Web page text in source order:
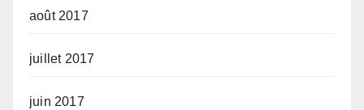
août 2017
juillet 2017
juin 2017